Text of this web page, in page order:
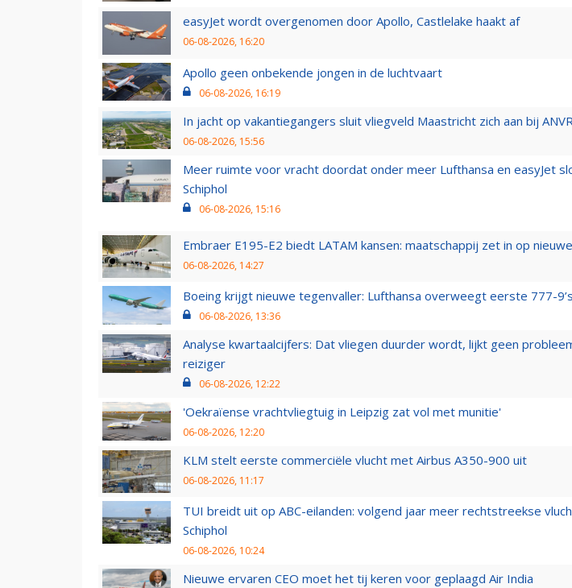
easyJet wordt overgenomen door Apollo, Castlelake haakt af
06-08-2026, 16:20
Apollo geen onbekende jongen in de luchtvaart
06-08-2026, 16:19
In jacht op vakantiegangers sluit vliegveld Maastricht zich aan bij ANVR
06-08-2026, 15:56
Meer ruimte voor vracht doordat onder meer Lufthansa en easyJet
Schiphol
06-08-2026, 15:16
Embraer E195-E2 biedt LATAM kansen: maatschappij zet in op
06-08-2026, 14:27
Boeing krijgt nieuwe tegenvaller: Lufthansa overweegt eerste 777-
06-08-2026, 13:36
Analyse kwartaalcijfers: Dat vliegen duurder wordt, lijkt geen
reiziger
06-08-2026, 12:22
'Oekraïense vrachtvliegtuig in Leipzig zat vol met munitie'
06-08-2026, 12:20
KLM stelt eerste commerciële vlucht met Airbus A350-900 uit
06-08-2026, 11:17
TUI breidt uit op ABC-eilanden: volgend jaar meer rechtstreekse
Schiphol
06-08-2026, 10:24
Nieuwe ervaren CEO moet het tij keren voor geplaagd Air India